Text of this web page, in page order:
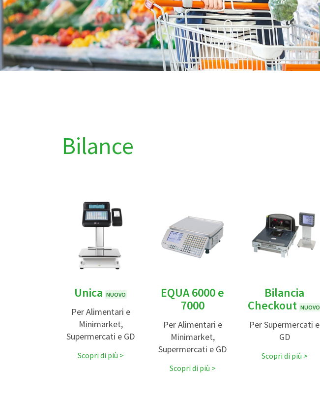
Bilance
Unica NUOVO
Per Alimentari e
Minimarket,
Supermercati e GD
Scopri di più
EQUA 6000 e
7000
Per Alimentari e
Minimarket,
Supermercati e GD
Scopri di più
Bilancia
Checkout NUOVO
Per Supermercati e
GD
Scopri di più